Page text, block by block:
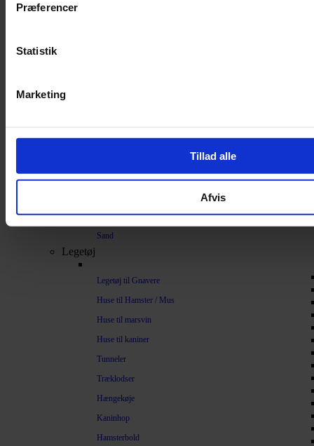
Præferencer
Statistik
Marketing
Tillad alle
Afvis
Bark
Spelt
Vat
Sand
Legetøj
Legetøj til Gnavere
Huse til Hamster / Mus
Huse til marsvin
Huse til kaniner
Tunneler
Træklodser
Hængekøje
Kaninhop
Hamsterbold